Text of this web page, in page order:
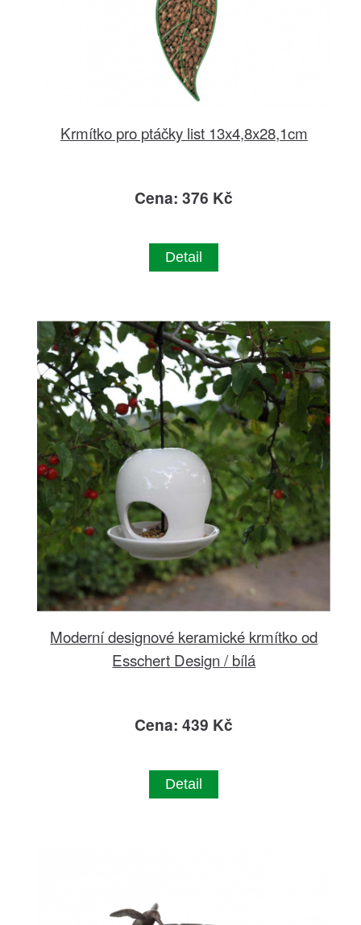
Krmítko pro ptáčky list 13x4,8x28,1cm
Cena: 376 Kč
Detail
Moderní designové keramické krmítko od
Esschert Design / bílá
Cena: 439 Kč
Detail